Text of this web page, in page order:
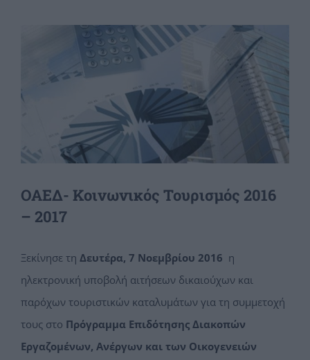
ΟΑΕΔ- Κοινωνικός Τουρισμός 2016
– 2017
Ξεκίνησε τη Δευτέρα, 7 Νοεμβρίου 2016 η
ηλεκτρονική υποβολή αιτήσεων δικαιούχων και
παρόχων τουριστικών καταλυμάτων για τη συμμετοχή
τους στο Πρόγραμμα Επιδότησης Διακοπών
Εργαζομένων, Ανέργων και των Οικογενειών